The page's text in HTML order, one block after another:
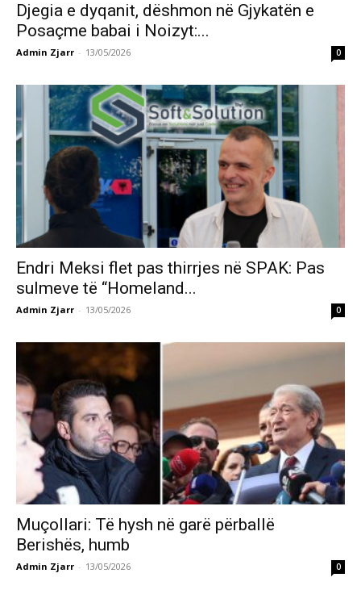
Djegia e dyqanit, dëshmon në Gjykatën e
Posaçme babai i Noizyt:...
Admin Zjarr - 13/05/2026 0
Endri Meksi flet pas thirrjes në SPAK: Pas
sulmeve të “Homeland...
Admin Zjarr - 13/05/2026 0
Muçollari: Të hysh në garë përballë
Berishës, humb
Admin Zjarr - 13/05/2026 0